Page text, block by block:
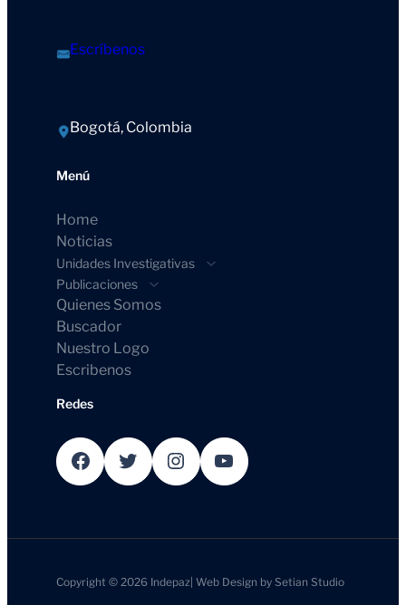
Escríbenos
Bogotá, Colombia
Menú
Home
Noticias
Unidades Investigativas
Publicaciones
Quienes Somos
Buscador
Nuestro Logo
Escribenos
Redes
Facebook Twitter Instagram YouTube
Copyright © 2026 Indepaz |Web Design bySetian Studio